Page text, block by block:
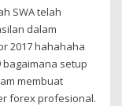
SWA telah
dalam
2017 hahahaha
bagaimana setup
membuat
forex profesional.